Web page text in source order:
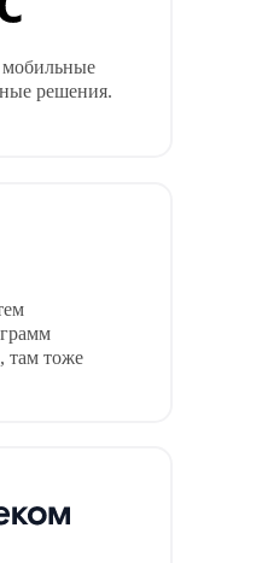
решения.
там тоже